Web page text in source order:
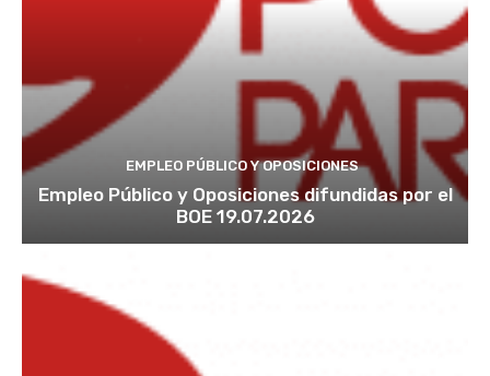
EMPLEO PÚBLICO Y OPOSICIONES
Empleo Público y Oposiciones difundidas por el
BOE 19.07.2026